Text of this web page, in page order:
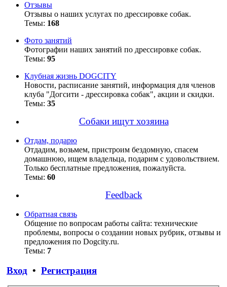
Отзывы
Отзывы о наших услугах по дрессировке собак.
Темы: 168
Фото занятий
Фотографии наших занятий по дрессировке собак.
Темы: 95
Клубная жизнь DOGCITY
Новости, расписание занятий, информация для членов
клуба "Догсити - дрессировка собак", акции и скидки.
Темы: 35
Собаки ищут хозяина
Отдам, подарю
Отдадим, возьмем, пристроим бездомную, спасем
домашнюю, ищем владельца, подарим с удовольствием.
Только бесплатные предложения, пожалуйста.
Темы: 60
Feedback
Обратная связь
Общение по вопросам работы сайта: технические
проблемы, вопросы о создании новых рубрик, отзывы и
предложения по Dogcity.ru.
Темы: 7
Вход • Регистрация